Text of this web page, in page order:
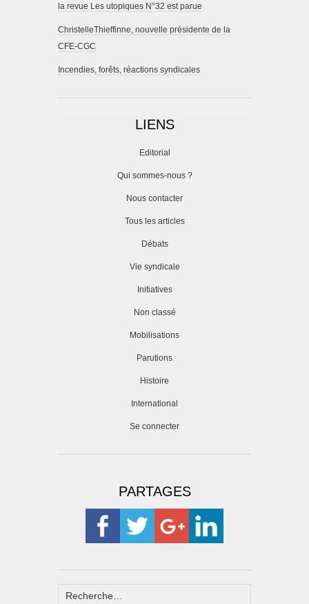
la revue Les utopiques N°32 est parue
ChristelleThieffinne, nouvelle présidente de la
CFE-CGC
Incendies, forêts, réactions syndicales
LIENS
Editorial
Qui sommes-nous ?
Nous contacter
Tous les articles
Débats
Vie syndicale
Initiatives
Non classé
Mobilisations
Parutions
Histoire
International
Se connecter
PARTAGES